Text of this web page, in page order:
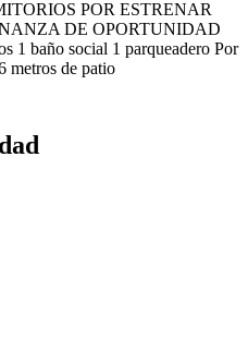
POR ESTRENAR
DE OPORTUNIDAD
1 baño social 1 parqueadero Por
metros de patio